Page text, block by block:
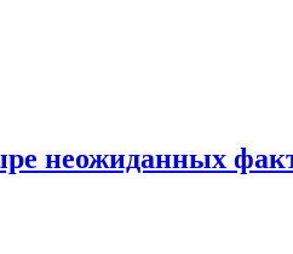
неожиданных